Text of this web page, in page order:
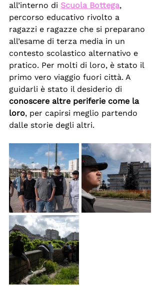
all’interno di Scuola Bottega,
percorso educativo rivolto a
ragazzi e ragazze che si preparano
all’esame di terza media in un
contesto scolastico alternativo e
pratico. Per molti di loro, è stato il
primo vero viaggio fuori città. A
guidarli è stato il desiderio di
conoscere altre periferie come la
loro, per capirsi meglio partendo
dalle storie degli altri.